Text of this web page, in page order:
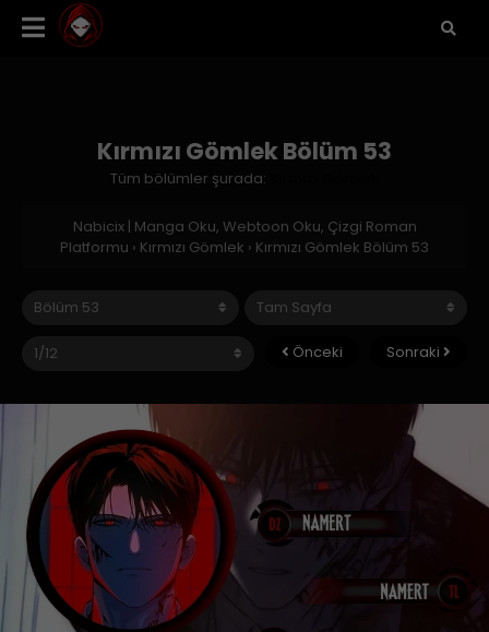
Kırmızı Gömlek Bölüm 53
Tüm bölümler şurada:
Nabicix | Manga Oku, Webtoon Oku, Çizgi Roman
Platformu › Kırmızı Gömlek › Kırmızı Gömlek Bölüm 53
Önceki Sonraki